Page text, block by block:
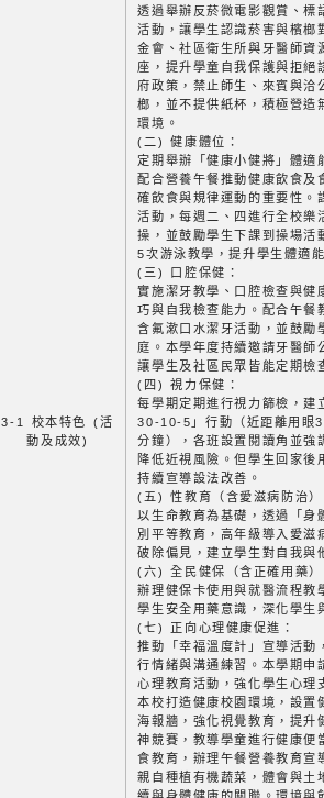
3-1 校本特色 (活
動及成效)
透過舉辦反菸微電影觀賞、標
活動，讓學生認識菸害與檳榔
金會、社區衛生所與牙醫師資
座，提升學童自我保護與拒絕
府政策，禁止師生、來賓與洽
榔，並不提供紙杯，積極營造
環境。
(二) 健康體位：
定期舉辦「健康小健將」體適
配合營養午餐推動健康飲食及
確飲食與規律運動的重要性。
活動，每週二、四進行全校樂
操，並鼓勵學生下課到操場
5次游泳教學，提升學生體適
(三) 口腔保健：
實施潔牙教學、口腔檢查與健
巧與自我檢查能力。配合午餐
含氟漱口水潔牙活動，並鼓勵
庭。本學年度持續邀請牙醫
讓學生及社區民眾皆能定期檢
(四) 視力保健：
每學期定期進行視力篩檢，建
30-10-5」行動（近距離用眼
分鐘），各班設置閱讀角並強
降低近視風險。但學生回家
持續宣導設法改善。
(五) 性教育（含愛滋病防治
以生命教育為基礎，透過「身
別平等教育，高年級導入愛滋
破除偏見，建立學生對自我與
(六) 全民健保（含正確用藥
辦理健保卡使用與就醫流程教
學生安全用藥意識，深化學生
(七) 正向心理健康促進：
推動「幸福溫度計」宣導活動
行情緒與溝通練習。本學期申
心理教育活動，強化學生心理
本校打造健康校園環境，設置
海報牆，強化視覺教育，提升
神競賽，教導學童進行健康便
食教育，辦理午餐營養教育宣
親自種植有機蔬菜，體會與土